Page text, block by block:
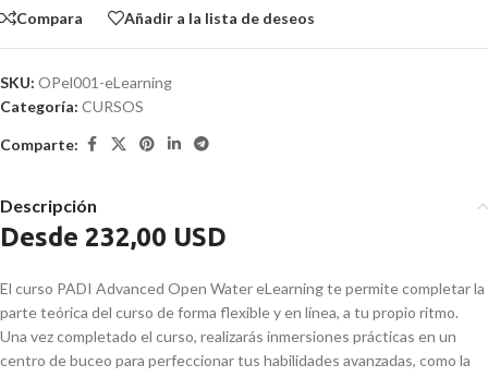
Compara Añadir a la lista de deseos
SKU: OPel001-eLearning
Categoría: CURSOS
Comparte:
Descripción
Desde 232,00 USD
El curso PADI Advanced Open Water eLearning te permite completar la
parte teórica del curso de forma flexible y en línea, a tu propio ritmo.
Una vez completado el curso, realizarás inmersiones prácticas en un
centro de buceo para perfeccionar tus habilidades avanzadas, como la